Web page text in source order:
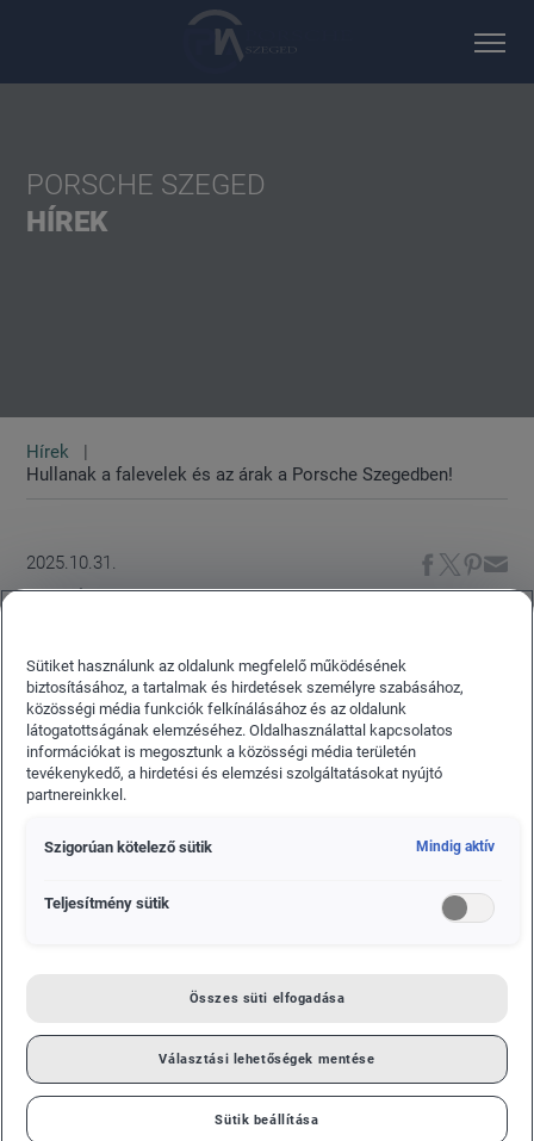
PORSCHE SZEGED
HÍREK
Hírek
Hullanak a falevelek és az árak a Porsche Szegedben!
2025.10.31.
AKTUÁLIS
PORSCHE SZEGEDBEN!
Őszi leárazás a Porsche Szeged Das WeltAuto
kínálatában.
Sütiket használunk az oldalunk megfelelő működésének
biztosításához, a tartalmak és hirdetések személyre szabásához,
közösségi média funkciók felkínálásához és az oldalunk
látogatottságának elemzéséhez. Oldalhasználattal kapcsolatos
információkat is megosztunk a közösségi média területén
tevékenykedő, a hirdetési és elemzési szolgáltatásokat nyújtó
partnereinkkel.
Szigorúan kötelező sütik Mindig aktív
Teljesítmény sütik
Összes süti elfogadása
Választási lehetőségek mentése
Sütik beállítása